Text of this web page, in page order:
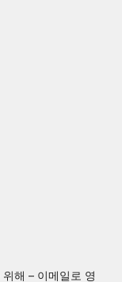
해 – 이메일로 영
or